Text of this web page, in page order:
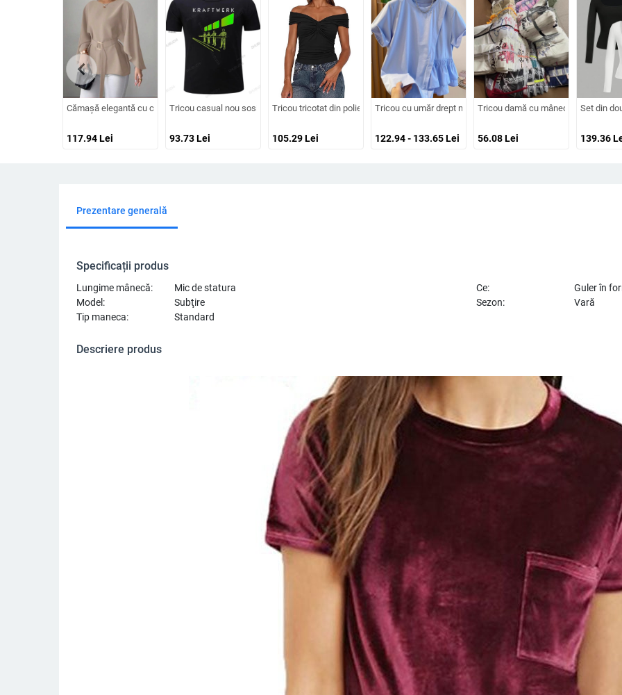
Cămașă elegantă cu curea din satin 2025 Vara transfrontalieră Îmbrăcăminte pentru femei Aliexpress Amazon Casual Confort Independent
117.94Lei
Tricou casual nou sosit Kraftwerk 3D Tricou negru Electro
93.73Lei
Tricou tricotat din poliester, broderie, decolteu pe un umăr, mâneci raglan, croială slim
105.29Lei
Tricou cu umăr drept neregulat, mâneci scurte, design cu
122.94 - 133.65Lei
Tricou damă cu mânecă scurtă,
56.08Lei
Set din
139.36
chevron_left
Prezentare generală
Specificații produs
Lungime mânecă: Mic de statura Ce:
Guler în
Model:
Subţire Sezon:
Vară
Tip maneca:
Standard
Descriere produs